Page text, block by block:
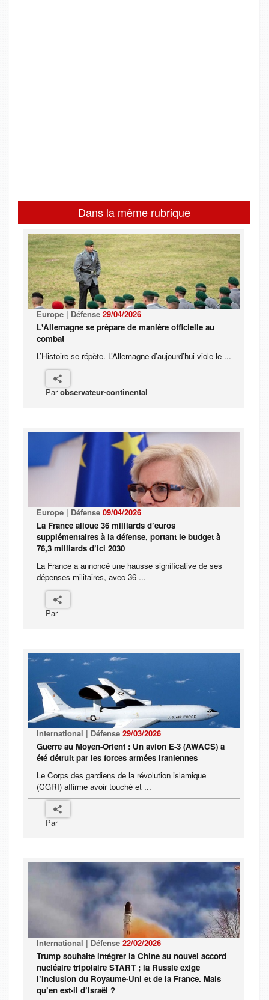
Dans la même rubrique
Europe | Défense 29/04/2026
L'Allemagne se prépare de manière officielle au
combat
L’Histoire se répète. L’Allemagne d’aujourd’hui viole le ...
Parobservateur-continental
Europe | Défense 09/04/2026
La France alloue 36 milliards d’euros
supplémentaires à la défense, portant le budget à
76,3 milliards d’ici 2030
La France a annoncé une hausse significative de ses
dépenses militaires, avec 36 ...
Par
International | Défense 29/03/2026
Guerre au Moyen-Orient : Un avion E-3 (AWACS) a
été détruit par les forces armées iraniennes
Le Corps des gardiens de la révolution islamique
(CGRI) affirme avoir touché et ...
Par
International | Défense 22/02/2026
Trump souhaite intégrer la Chine au nouvel accord
nucléaire tripolaire START ; la Russie exige
l’inclusion du Royaume-Uni et de la France. Mais
qu’en est-il d’Israël ?